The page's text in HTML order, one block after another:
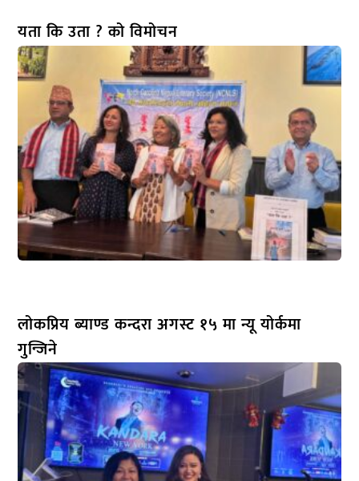
यता कि उता ? को विमोचन
लोकप्रिय ब्याण्ड कन्दरा अगस्ट १५ मा न्यू योर्कमा
गुन्जिने